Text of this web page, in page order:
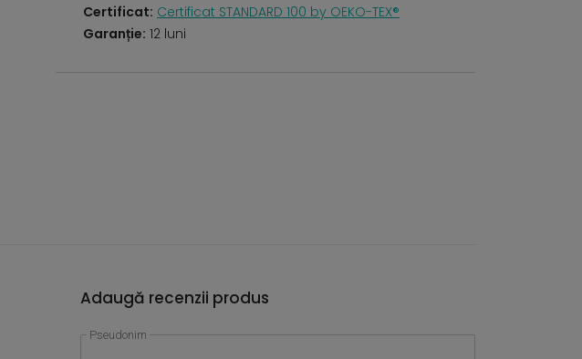
Certificat: Certificat STANDARD 100 by OEKO-TEX®
Garanție: 12 luni
Adaugă recenzii produs
Pseudonim